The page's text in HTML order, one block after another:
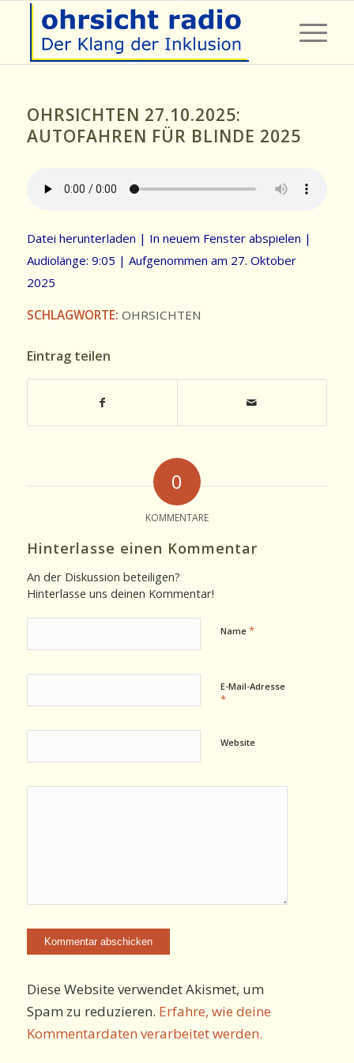
OHRSICHTEN 27.10.2025:
AUTOFAHREN FÜR BLINDE 2025
Datei herunterladen | In neuem Fenster abspielen |
Audiolänge: 9:05 | Aufgenommen am 27. Oktober
2025
SCHLAGWORTE: OHRSICHTEN
Eintrag teilen
0
KOMMENTARE
Hinterlasse einen Kommentar
An der Diskussion beteiligen?
Hinterlasse uns deinen Kommentar!
Name *
E-Mail-Adresse
*
Website
Diese Website verwendet Akismet, um
Spam zu reduzieren. Erfahre, wie deine
Kommentardaten verarbeitet werden.